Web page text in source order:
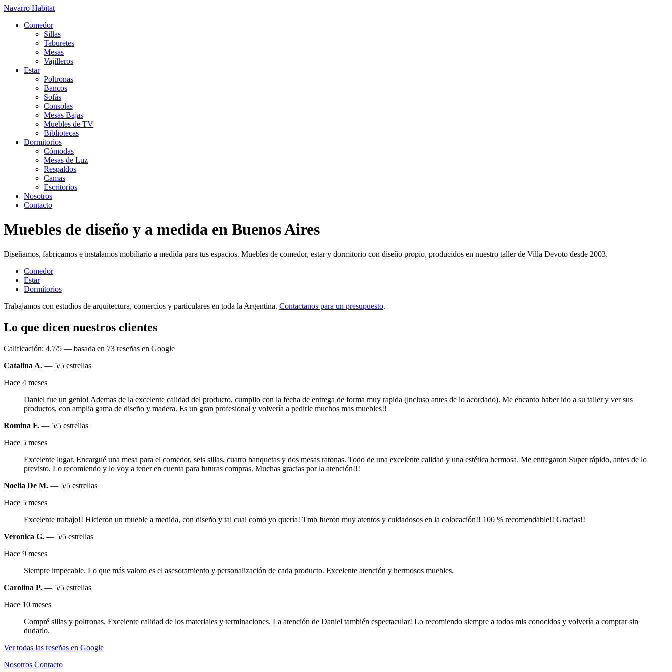
Navarro Habitat
Comedor
Sillas
Taburetes
Mesas
Vajilleros
Estar
Poltronas
Bancos
Sofás
Consolas
Mesas Bajas
Muebles de TV
Bibliotecas
Dormitorios
Cómodas
Mesas de Luz
Respaldos
Camas
Escritorios
Nosotros
Contacto
Muebles de diseño y a medida en Buenos Aires
Diseñamos, fabricamos e instalamos mobiliario a medida para tus espacios. Muebles de comedor, estar y dormitorio con diseño propio, producidos en nuestro taller de Villa Devoto desde 2003.
Comedor
Estar
Dormitorios
Trabajamos con estudios de arquitectura, comercios y particulares en toda la Argentina. Contactanos para un presupuesto.
Lo que dicen nuestros clientes
Calificación: 4.7/5 — basada en 73 reseñas en Google
Catalina A. — 5/5 estrellas
Hace 4 meses
Daniel fue un genio! Ademas de la excelente calidad del producto, cumplio con la fecha de entrega de forma muy rapida (incluso antes de lo acordado). Me encanto haber ido a su taller y ver sus
productos, con amplia gama de diseño y madera. Es un gran profesional y volvería a pedirle muchos mas muebles!!
Romina F. — 5/5 estrellas
Hace 5 meses
Excelente lugar. Encargué una mesa para el comedor, seis sillas, cuatro banquetas y dos mesas ratonas. Todo de una excelente calidad y una estética hermosa. Me entregaron Super rápido, antes de lo
previsto. Lo recomiendo y lo voy a tener en cuenta para futuras compras. Muchas gracias por la atención!!!
Noelia De M. — 5/5 estrellas
Hace 5 meses
Excelente trabajo!! Hicieron un mueble a medida, con diseño y tal cual como yo quería! Tmb fueron muy atentos y cuidadosos en la colocación!! 100 % recomendable!! Gracias!!
Veronica G. — 5/5 estrellas
Hace 9 meses
Siempre impecable. Lo que más valoro es el asesoramiento y personalización de cada producto. Excelente atención y hermosos muebles.
Carolina P. — 5/5 estrellas
Hace 10 meses
Compré sillas y poltronas. Excelente calidad de los materiales y terminaciones. La atención de Daniel también espectacular! Lo recomiendo siempre a todos mis conocidos y volvería a comprar sin
dudarlo.
Ver todas las reseñas en Google
Nosotros Contacto